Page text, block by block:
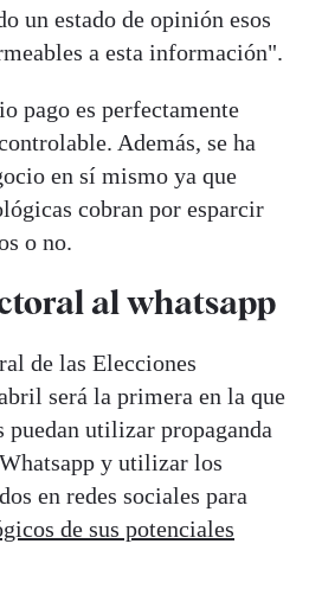
un estado de opinión esos
a esta información".
pago es perfectamente
Además, se ha
en sí mismo ya que
cobran por esparcir
o no.
al whatsapp
de las Elecciones
será la primera en la que
utilizar propaganda
y utilizar los
en redes sociales para
de sus potenciales